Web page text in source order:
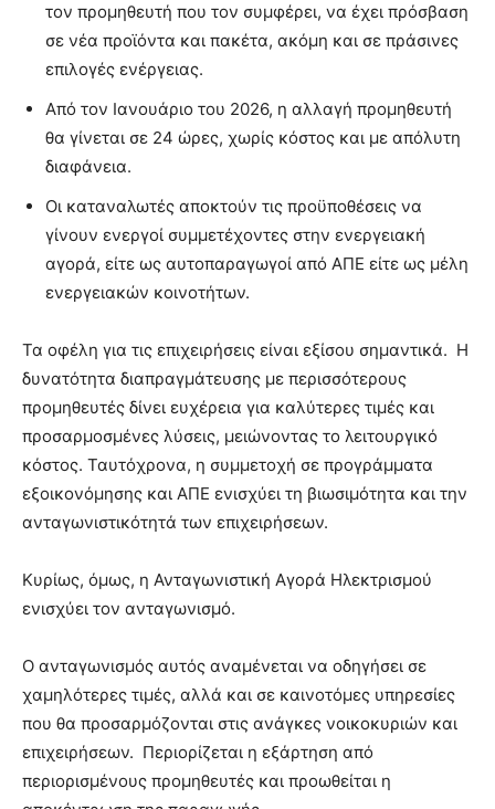
τον προμηθευτή που τον συμφέρει, να έχει πρόσβαση
σε νέα προϊόντα και πακέτα, ακόμη και σε πράσινες
επιλογές ενέργειας.
Από τον Ιανουάριο του 2026, η αλλαγή προμηθευτή
θα γίνεται σε 24 ώρες, χωρίς κόστος και με απόλυτη
διαφάνεια.
Οι καταναλωτές αποκτούν τις προϋποθέσεις να
γίνουν ενεργοί συμμετέχοντες στην ενεργειακή
αγορά, είτε ως αυτοπαραγωγοί από ΑΠΕ είτε ως μέλη
ενεργειακών κοινοτήτων.
Τα οφέλη για τις επιχειρήσεις είναι εξίσου σημαντικά. Η
δυνατότητα διαπραγμάτευσης με περισσότερους
προμηθευτές δίνει ευχέρεια για καλύτερες τιμές και
προσαρμοσμένες λύσεις, μειώνοντας το λειτουργικό
κόστος. Ταυτόχρονα, η συμμετοχή σε προγράμματα
εξοικονόμησης και ΑΠΕ ενισχύει τη βιωσιμότητα και την
ανταγωνιστικότητά των επιχειρήσεων.
Κυρίως, όμως, η Ανταγωνιστική Αγορά Ηλεκτρισμού
ενισχύει τον ανταγωνισμό.
Ο ανταγωνισμός αυτός αναμένεται να οδηγήσει σε
χαμηλότερες τιμές, αλλά και σε καινοτόμες υπηρεσίες
που θα προσαρμόζονται στις ανάγκες νοικοκυριών και
επιχειρήσεων. Περιορίζεται η εξάρτηση από
περιορισμένους προμηθευτές και προωθείται η